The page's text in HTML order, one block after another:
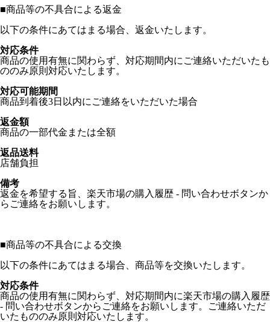
■商品等の不具合による返金
以下の条件にあてはまる場合、返金いたします。
対応条件
商品の使用有無に関わらず、対応期間内にご連絡いただいたも
ののみ原則対応いたします。
対応可能期間
商品到着後3日以内にご連絡をいただいた場合
返金額
商品の一部代金または全額
返品送料
店舗負担
備考
返金を希望する旨、楽天市場の購入履歴 - 問い合わせボタンか
らご連絡をお願いします。
■商品等の不具合による交換
以下の条件にあてはまる場合、商品等を交換いたします。
対応条件
商品の使用有無に関わらず、対応期間内に楽天市場の購入履歴
- 問い合わせボタンからご連絡をお願いします。ご連絡いただ
いたもののみ原則対応いたします。